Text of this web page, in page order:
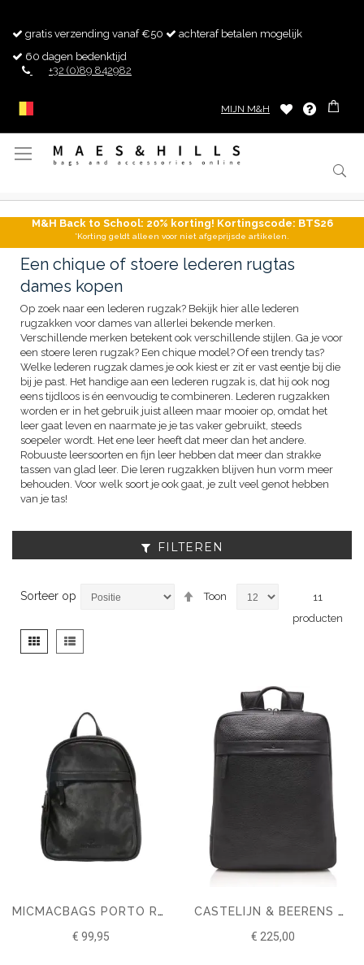
gratis verzending vanaf €50
achteraf betalen mogelijk
60 dagen bedenktijd
+32 (0)89 842982
MIJN M&H
Toggle
M&H Back to School: 20% korting! Kortingscode: BTS26
*Korting geldt alleen voor niet afgeprijsde artikelen.
Een chique of stoere lederen rugtas
dames kopen
Op zoek naar een lederen rugzak? Bekijk hier alle lederen
rugzakken voor dames van allerlei bekende merken.
Verschillende merken betekent ook verschillende stijlen. Ga je voor
een stoere leren rugzak? Een chique model? Of een trendy tas?
Welke lederen rugzak dames je ook kiest er zit er vast eentje bij die
bij je past. Het handige aan een lederen rugzak is, dat hij ook nog
eens tijdloos is én eenvoudig te combineren. Lederen rugzakken
worden er in het gebruik juist alleen maar mooier op, omdat het
leer gaat leven en naarmate je je tas vaker gebruikt, steeds
soepeler wordt. Het ene leer heeft dat meer dan het andere.
Robuuste leersoorten en fijn leer hebben dat meer dan strakke
tassen van glad leer. Die leren rugzakken blijven hun vorm meer
behouden. Voor welk soort je ook gaat, je zult veel genot hebben
van je tas!
FILTEREN
Sorteer op
Van
Toon
11
producten
Tonen
als
Foto-
tabel
Lijst
MICMACBAGS PORTO RUGZAK
€ 99,95
CASTELIJN & BEERENS ONYX BRAVO LAPTOPRUGZAK 15,6 RFID
€ 225,00